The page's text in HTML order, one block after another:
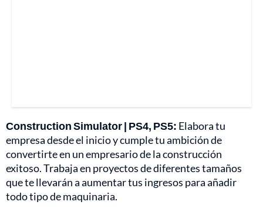
Construction Simulator | PS4, PS5: Elabora tu
empresa desde el inicio y cumple tu ambición de
convertirte en un empresario de la construcción
exitoso. Trabaja en proyectos de diferentes tamaños
que te llevarán a aumentar tus ingresos para añadir
todo tipo de maquinaria.